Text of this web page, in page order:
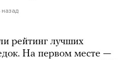
назад
рейтинг лучших
На первом месте —